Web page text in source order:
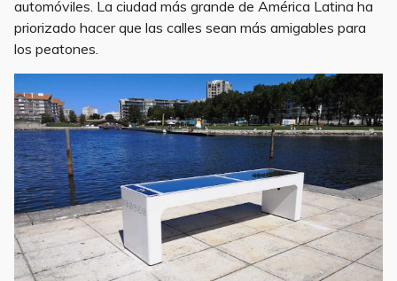
automóviles. La ciudad más grande de América Latina ha
priorizado hacer que las calles sean más amigables para
los peatones.